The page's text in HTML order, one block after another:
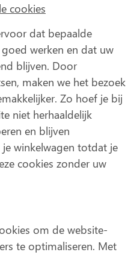
cookies
dat bepaalde
werken en dat uw
blijven. Door
maken we het bezoek
Zo hoef je bij
niet herhaaldelijk
en blijven
winkelwagen totdat je
cookies zonder uw
om de website-
te optimaliseren. Met